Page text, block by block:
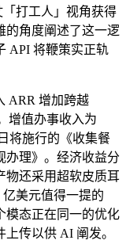
打工人」视角获得
的角度阐述了这一逻
API 将鞭策实正轨
增加跨越
增值办事收入为
将施行的《收集餐
办理》。经济收益分
物还采用超软皮质耳
美元值得一提的
模态正在同一的优化
传以供 AI 阐发。